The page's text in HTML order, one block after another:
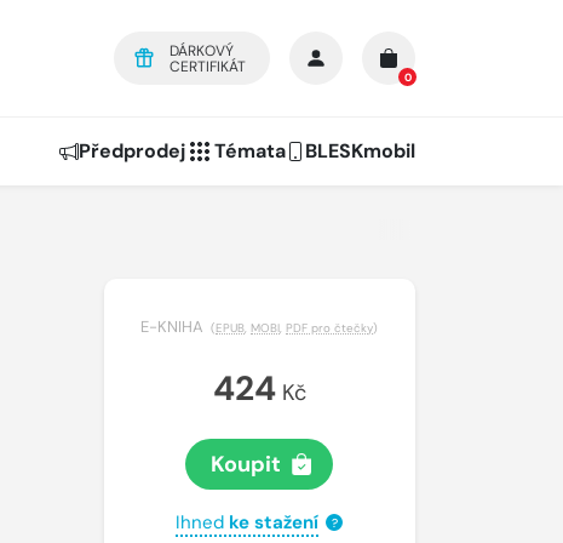
DÁRKOVÝ
CERTIFIKÁT
0
Předprodej Témata BLESKmobil
E-KNIHA (EPUB, MOBI, PDF pro čtečky)
424Kč
Koupit
Ihned ke stažení ?